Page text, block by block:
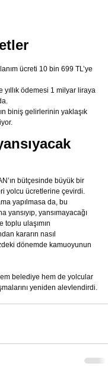
ücreti 10 bin 699 TL’ye
yıllık ödemesi 1 milyar liraya
biniş gelirlerinin yaklaşık
bütçesinde büyük bir
yolcu ücretlerine çevirdi.
yapılmasa da, bu
yansıyıp, yansımayacağı
toplu ulaşımın
kararın nasıl
dönemde kamuoyunun
belediye hem de yolcular
yeniden alevlendirdi.